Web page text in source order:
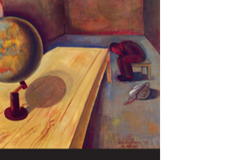
הנחת אתר ספר מודפס
$42
$38